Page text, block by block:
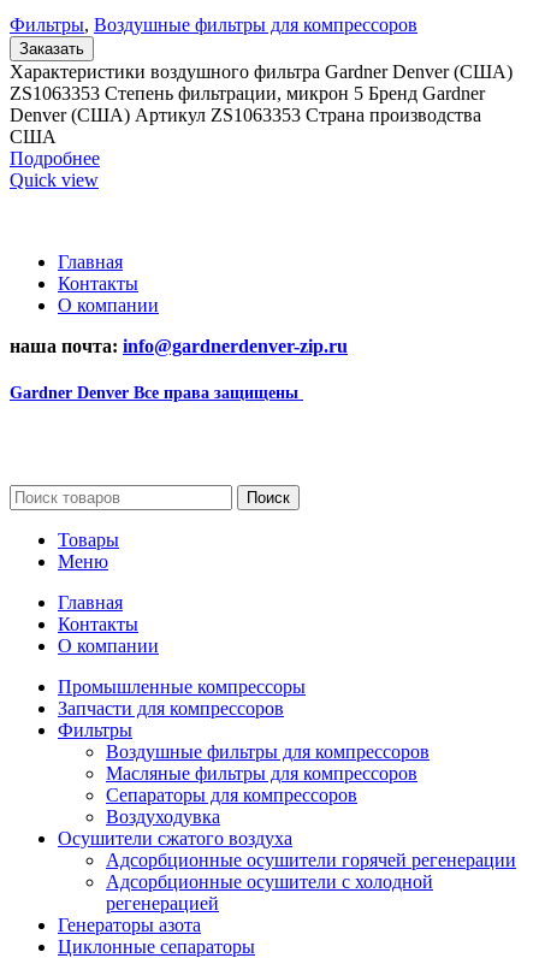
Фильтры, Воздушные фильтры для компрессоров
Заказать
Характеристики воздушного фильтра Gardner Denver (США)
ZS1063353 Степень фильтрации, микрон 5 Бренд Gardner
Denver (США) Артикул ZS1063353 Страна производства
США
Подробнее
Quick view
Главная
Контакты
О компании
наша почта: info@gardnerdenver-zip.ru
Gardner Denver Все права защищены
Поиск
Товары
Меню
Главная
Контакты
О компании
Промышленные компрессоры
Запчасти для компрессоров
Фильтры
Воздушные фильтры для компрессоров
Масляные фильтры для компрессоров
Сепараторы для компрессоров
Воздуходувка
Осушители сжатого воздуха
Адсорбционные осушители горячей регенерации
Адсорбционные осушители с холодной
регенерацией
Генераторы азота
Циклонные сепараторы